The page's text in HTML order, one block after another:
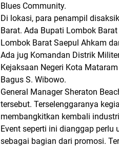
Blues Community.
Di lokasi, para penampil
Barat. Ada Bupati Lombok
Lombok Barat Saepul Ahkam
Ada jug Komandan Distrik
Kejaksaan Negeri Kota
Bagus S. Wibowo.
General Manager Sheraton
tersebut. Terselenggaranya
membangkitkan kembali
Event seperti ini dianggap
sebagai bagian dari promosi.